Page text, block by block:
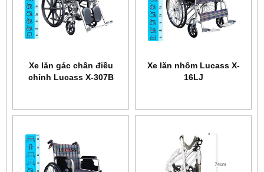
Xe lăn gác chân điều
chỉnh Lucass X-307B
Xe lăn nhôm Lucass X-
16LJ